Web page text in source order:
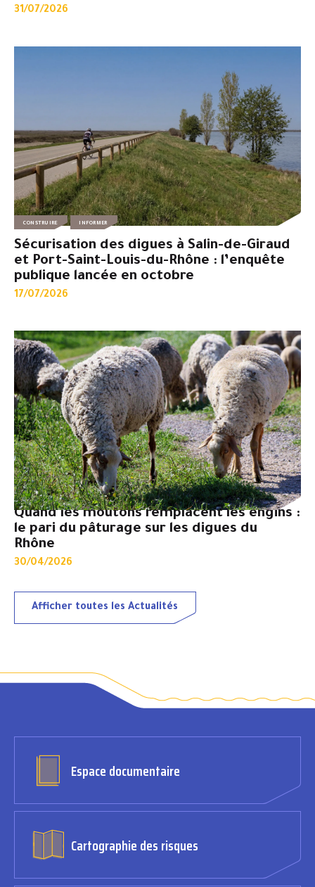
31/07/2026
CONSTRUIRE INFORMER
Sécurisation des digues à Salin-de-Giraud
et Port-Saint-Louis-du-Rhône : l’enquête
publique lancée en octobre
17/07/2026
Quand les moutons remplacent les engins :
le pari du pâturage sur les digues du
Rhône
30/04/2026
Afficher toutes les Actualités
Espace documentaire
Cartographie des risques